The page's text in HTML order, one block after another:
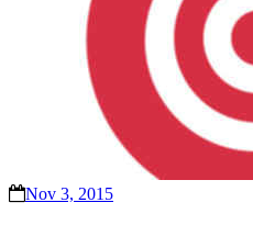
Nov 3, 2015